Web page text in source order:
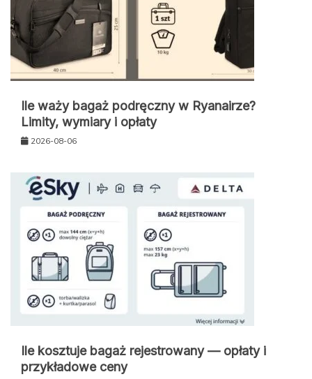
Ile waży bagaż podręczny w Ryanairze?
Limity, wymiary i opłaty
2026-08-06
Ile kosztuje bagaż rejestrowany — opłaty i
przykładowe ceny